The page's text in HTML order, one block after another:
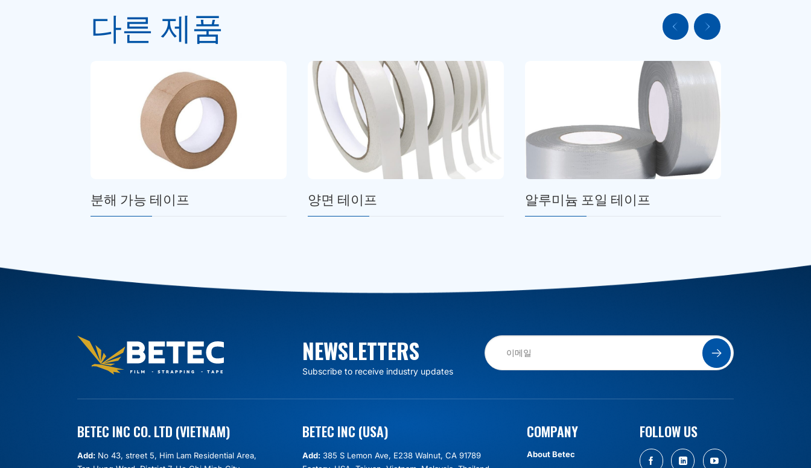
다른 제품
분해 가능 테이프 양면 테이프 알루미늄 포일 테이프
NEWSLETTERS
Subscribe to receive industry updates
BETEC INC CO. LTD (VIETNAM)
Add:No 43, street 5, Him Lam Residential Area,
BETEC INC (USA)
Add:385 S Lemon Ave, E238 Walnut, CA 91789
COMPANY
About Betec
FOLLOW US